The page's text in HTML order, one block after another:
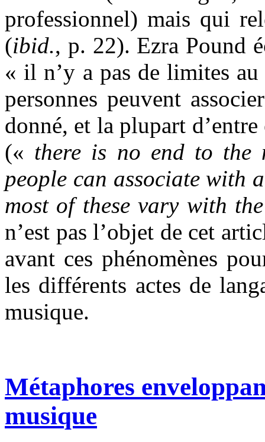
professionnel) mais qui
(ibid., p. 22). Ezra Pound
« il n’y a pas de limites
personnes peuvent
donné, et la plupart
(« there is no end to the
people can associate with
most of these vary with
n’est pas l’objet de cet
avant ces phénomènes
les différents actes de
musique.
Métaphores
musique